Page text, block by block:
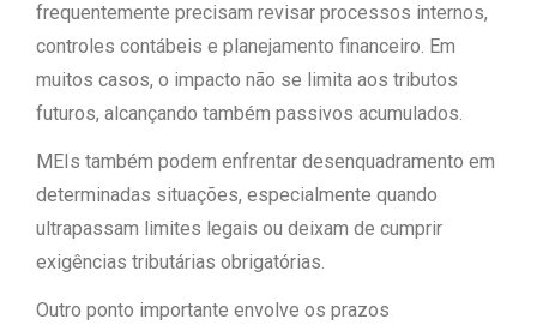
frequentemente precisam revisar processos internos,
controles contábeis e planejamento financeiro. Em
muitos casos, o impacto não se limita aos tributos
futuros, alcançando também passivos acumulados.
MEIs também podem enfrentar desenquadramento em
determinadas situações, especialmente quando
ultrapassam limites legais ou deixam de cumprir
exigências tributárias obrigatórias.
Outro ponto importante envolve os prazos